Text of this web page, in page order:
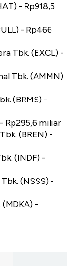
- Rp918,5
- Rp466
Tbk. (EXCL) -
Tbk. (AMMN)
(BRMS) -
Rp295,6 miliar
(BREN) -
(INDF) -
(NSSS) -
-